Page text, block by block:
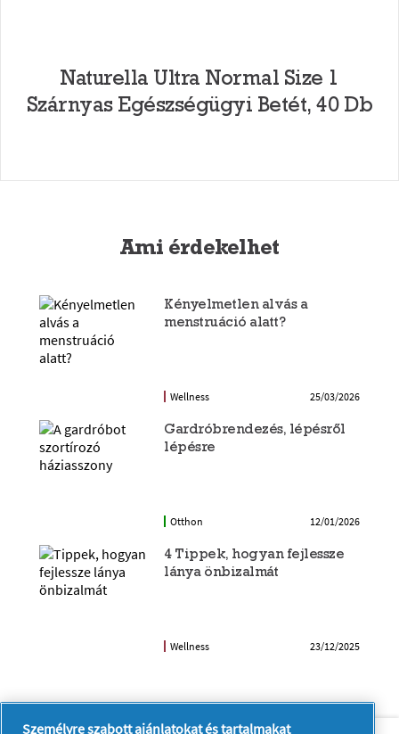
Naturella Ultra Normal Size 1
Szárnyas Egészségügyi Betét, 40 Db
Ami érdekelhet
Kényelmetlen alvás a
menstruáció alatt?
Wellness 25/03/2026
Gardróbrendezés, lépésről
lépésre
Otthon 12/01/2026
4 Tippek, hogyan fejlessze
lánya önbizalmát
Wellness 23/12/2025
Rólunk Kapcsolatfelvétel
Személyre szabott ajánlatokat és tartalmakat